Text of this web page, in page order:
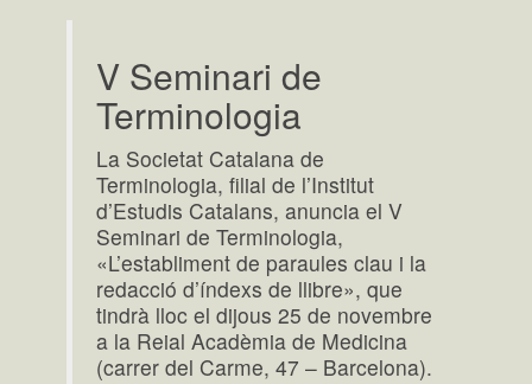
V Seminari de
Terminologia
La Societat Catalana de
Terminologia, filial de l’Institut
d’Estudis Catalans, anuncia el V
Seminari de Terminologia,
«L’establiment de paraules clau i la
redacció d’índexs de llibre», que
tindrà lloc el dijous 25 de novembre
a la Reial Acadèmia de Medicina
(carrer del Carme, 47 – Barcelona).